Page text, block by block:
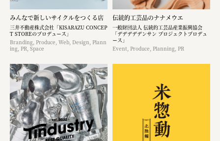
みんなで新しいサイクルをつくる店
三井不動産株式会社「KISARAZU CONCEP
T STOREのプロデュース」
Branding, Produce, Web, Design, Plann
ing, PR, Space
伝統的工芸品のナナメウエ
一般財団法人 伝統的工芸品産業振興協会
「デデデデデンサン プロジェクトプロデュ
ース」
Event, Produce, Planning, PR